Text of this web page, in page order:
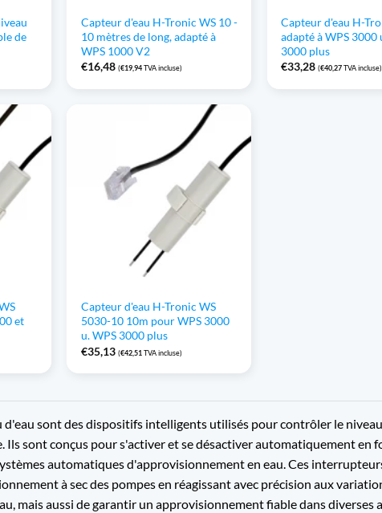
de
Capteur d'eau H-Tronic WS 10 -
10 mètres de long, adapté à
WPS 1000 V2
€16,48 (€19,94TVA incluse)
Capteur d'eau H-
adapté à WPS 3000
3000 plus
€33,28 (€40,27TVA incluse)
et
Capteur d'eau H-Tronic WS
5030-10 10m pour WPS 3000
u. WPS 3000 plus
€35,13 (€42,51 TVA incluse)
d'eau sont des dispositifs intelligents utilisés pour contrôler le
Ils sont conçus pour s'activer et se désactiver automatiquement en
automatiques d'approvisionnement en eau. Ces
à sec des pompes en réagissant avec précision aux
mais aussi de garantir un approvisionnement fiable dans